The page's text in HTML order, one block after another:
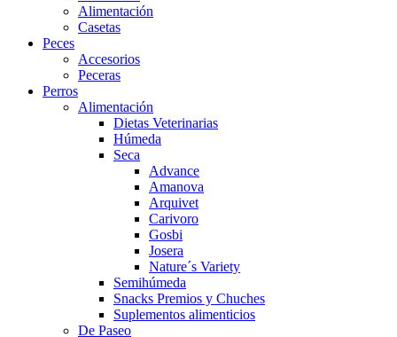
Alimentación
Casetas
Peces
Accesorios
Peceras
Perros
Alimentación
Dietas Veterinarias
Húmeda
Seca
Advance
Amanova
Arquivet
Carivoro
Gosbi
Josera
Nature´s Variety
Semihúmeda
Snacks Premios y Chuches
Suplementos alimenticios
De Paseo